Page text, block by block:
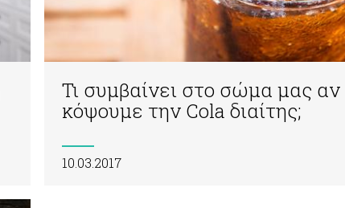
Τι συμβαίνει στο σώμα μας αν
κόψουμε την Cola διαίτης;
10.03.2017